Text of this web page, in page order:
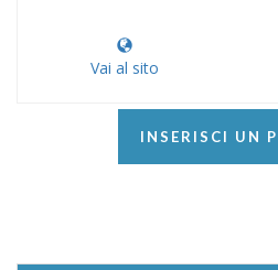
Vai al sito
INSERISCI UN